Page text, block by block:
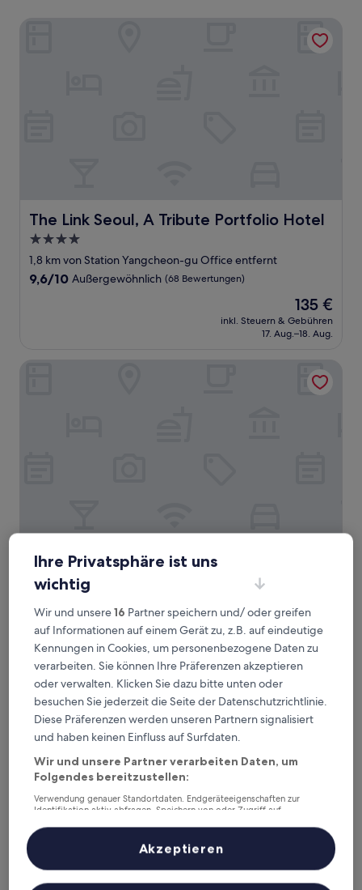
The Link Seoul, A Tribute Portfolio Hotel
The Link Seoul, A Tribute Portfolio Hotel
4.0-
Sterne-
Unterkunft
1,8 km von Station Yangcheon-gu Office entfernt
9.6
9,6/10 Außergewöhnlich (68 Bewertungen)
Der
Preis
beträgt
135 €
inkl. Steuern & Gebühren
17. Aug.–18. Aug.
Anook Hotel & Spa Gangseo Hwagok
Anook Hotel & Spa Gangseo Hwagok
3.0-
Unterkunft
8.6
von
10,
Hervorragend,
Bewertungen)
8,6/10 Hervorragend (12 Bewertungen)
Der
beträgt
50 €
inkl. Steuern & Gebühren
13. Aug.–14. Aug.
Hotel Hyuso Guro
Ihre Privatsphäre ist uns
wichtig
Wir und unsere16 Partner speichern und/ oder greifen
auf Informationen auf einem Gerät zu, z.B. auf eindeutige
Kennungen in Cookies, um personenbezogene Daten zu
verarbeiten. Sie können Ihre Präferenzen akzeptieren
oder verwalten. Klicken Sie dazu bitte unten oder
besuchen Sie jederzeit die Seite der Datenschutzrichtlinie.
Diese Präferenzen werden unseren Partnern signalisiert
und haben keinen Einfluss auf Surfdaten.
Wir und unsere Partner verarbeiten Daten, um
Folgendes bereitzustellen:
Verwendung genauer Standortdaten. Endgeräteeigenschaften zur
Identifikation aktiv abfragen. Speichern von oder Zugriff auf
Inhalte, Messung von Werbeleistung und der Performance von Inhalten,
Zielgruppenforschung sowie Entwicklung und Verbesserung von
Liste der Partner (Lieferanten)
Akzeptieren